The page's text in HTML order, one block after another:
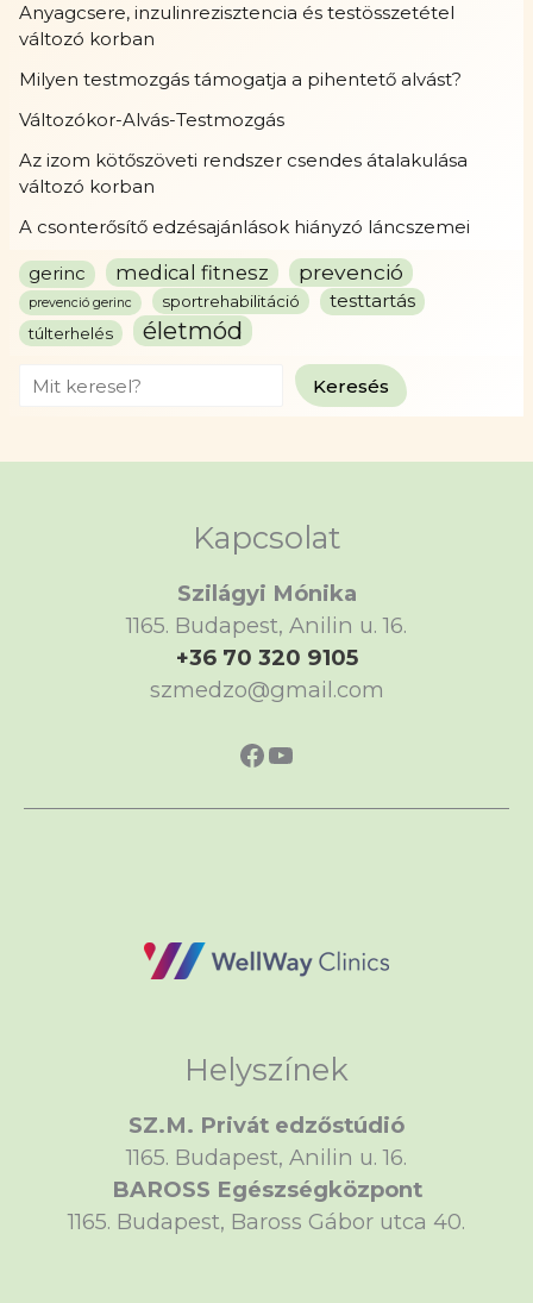
Anyagcsere, inzulinrezisztencia és testösszetétel
változó korban
Milyen testmozgás támogatja a pihentető alvást?
Változókor-Alvás-Testmozgás
Az izom kötőszöveti rendszer csendes átalakulása
változó korban
A csonterősítő edzésajánlások hiányzó láncszemei
gerinc medical fitnesz prevenció
prevenció gerinc sportrehabilitáció testtartás
túlterhelés életmód
Search Keresés
Kapcsolat
Szilágyi Mónika
1165. Budapest, Anilin u. 16.
+36 70 320 9105
szmedzo@gmail.com
https://
https://
Helyszínek
SZ.M. Privát edzőstúdió
1165. Budapest, Anilin u. 16.
BAROSS Egészségközpont
1165. Budapest, Baross Gábor utca 40.